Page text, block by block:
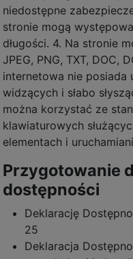
niedostępne
stronie mogą
długości. 4. Na stronie
JPEG, PNG, TXT, DOC,
internetowa nie posiada
widzących i słabo
można korzystać ze
klawiaturowych
elementach i
Przygotowanie
dostępności
Deklarację
25
Deklaracja